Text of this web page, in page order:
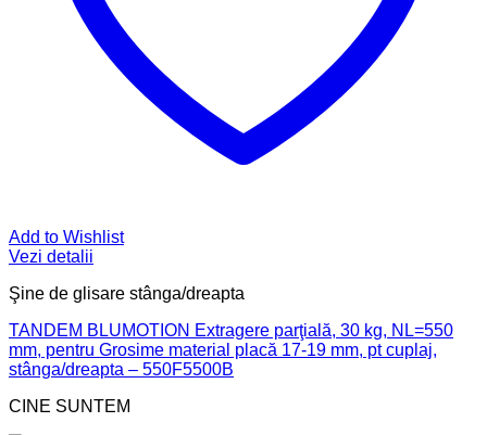
Add to Wishlist
Vezi detalii
Şine de glisare stânga/dreapta
TANDEM BLUMOTION Extragere parţială, 30 kg, NL=550
mm, pentru Grosime material placă 17-19 mm, pt cuplaj,
stânga/dreapta – 550F5500B
CINE SUNTEM